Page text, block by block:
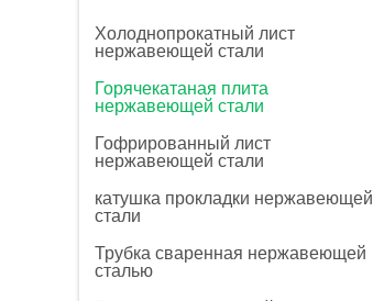
Холоднопрокатный лист
нержавеющей стали
Горячекатаная плита
нержавеющей стали
Гофрированный лист
нержавеющей стали
катушка прокладки нержавеющей
стали
Трубка сваренная нержавеющей
сталью